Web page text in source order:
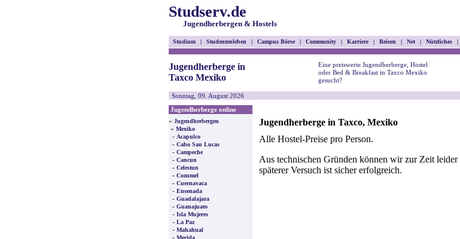
Studserv.de
Jugendherbergen & Hostels
Studium | Studentenleben | Campus Börse | Community | Karriere | Reisen | Net | Nützliches |
Jugendherberge in
Taxco Mexiko
Eine preiswerte Jugendherberge, Hostel
oder Bed & Breakfast in Taxco Mexiko
gesucht?
Sonntag, 09. August 2026
Jugendherberge online
» Jugendherbergen
» Mexiko
- Acapulco
- Cabo San Lucas
- Campeche
- Cancun
- Celestun
- Cozumel
- Cuernavaca
- Ensenada
- Guadalajara
- Guanajuato
- Isla Mujeres
- La Paz
- Mahahual
- Merida
Jugendherberge in Taxco, Mexiko
Alle Hostel-Preise pro Person.
Aus technischen Gründen können wir zur Zeit
späterer Versuch ist sicher erfolgreich.